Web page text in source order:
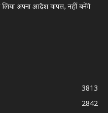
अपना आदेश वापस, नहीं बनेंगे
3813
2842